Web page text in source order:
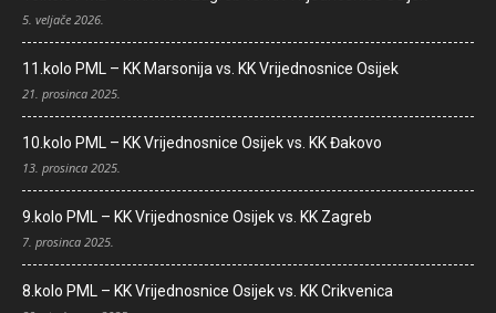
5. veljače 2026.
11.kolo PML – KK Marsonija vs. KK Vrijednosnice Osijek
21. prosinca 2025.
10.kolo PML – KK Vrijednosnice Osijek vs. KK Đakovo
13. prosinca 2025.
9.kolo PML – KK Vrijednosnice Osijek vs. KK Zagreb
7. prosinca 2025.
8.kolo PML – KK Vrijednosnice Osijek vs. KK Crikvenica